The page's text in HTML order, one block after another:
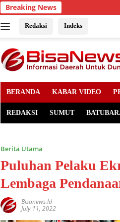
Breaking News
Redaksi Indeks
BERANDA KABAR VIDEO
REDAKSI SUMUT
Berita Utama
Puluhan Pelaku
Lembaga
Bisanews.id
July 11, 2022